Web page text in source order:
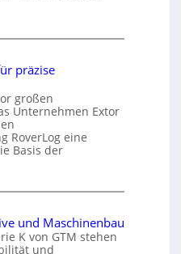
präzise
großen
Unternehmen Extor
RoverLog eine
Basis der
und Maschinenbau
K von GTM stehen
und